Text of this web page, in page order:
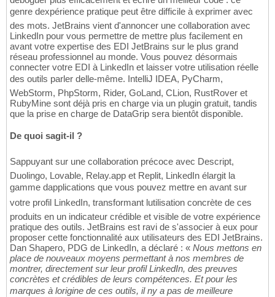
genre dexpérience pratique peut être difficile à exprimer avec
des mots. JetBrains vient d'annoncer une collaboration avec
LinkedIn pour vous permettre de mettre plus facilement en
avant votre expertise des EDI JetBrains sur le plus grand
réseau professionnel au monde. Vous pouvez désormais
connecter votre EDI à LinkedIn et laisser votre utilisation réelle
des outils parler delle-même. IntelliJ IDEA, PyCharm,
WebStorm, PhpStorm, Rider, GoLand, CLion, RustRover et
RubyMine sont déjà pris en charge via un plugin gratuit, tandis
que la prise en charge de DataGrip sera bientôt disponible.
De quoi sagit-il ?
Sappuyant sur une collaboration précoce avec Descript,
Duolingo, Lovable, Relay.app et Replit, LinkedIn élargit la
gamme dapplications que vous pouvez mettre en avant sur
votre profil LinkedIn, transformant lutilisation concrète de ces
produits en un indicateur crédible et visible de votre expérience
pratique des outils. JetBrains est ravi de s'associer à eux pour
proposer cette fonctionnalité aux utilisateurs des EDI JetBrains.
Dan Shapero, PDG de LinkedIn, a déclaré : « Nous mettons en
place de nouveaux moyens permettant à nos membres de
montrer, directement sur leur profil LinkedIn, des preuves
concrètes et crédibles de leurs compétences. Et pour les
marques à lorigine de ces outils, il ny a pas de meilleure